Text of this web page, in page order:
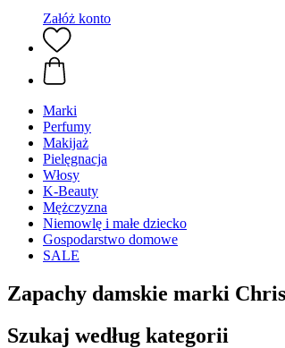
Załóż konto
Marki
Perfumy
Makijaż
Pielęgnacja
Włosy
K-Beauty
Mężczyzna
Niemowlę i małe dziecko
Gospodarstwo domowe
SALE
Zapachy damskie marki
Szukaj według kategorii